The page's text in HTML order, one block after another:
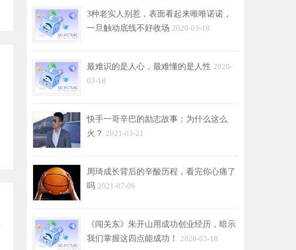
3种老实人别惹，表面看起来唯唯诺诺，
一旦触动底线不好收场 2020-03-18
最难识的是人心，最难懂的是人性 2020-
03-18
快手一哥辛巴的励志故事：为什么这么
火？ 2021-03-21
周琦成长背后的辛酸历程，看完你心痛了
吗 2021-07-06
《闯关东》朱开山用成功创业经历，暗示
我们掌握这四点能成功！
2020-03-18